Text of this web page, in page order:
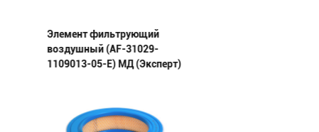
Элемент фильтрующий
воздушный (AF-31029-
1109013-05-E) МД (Эксперт)